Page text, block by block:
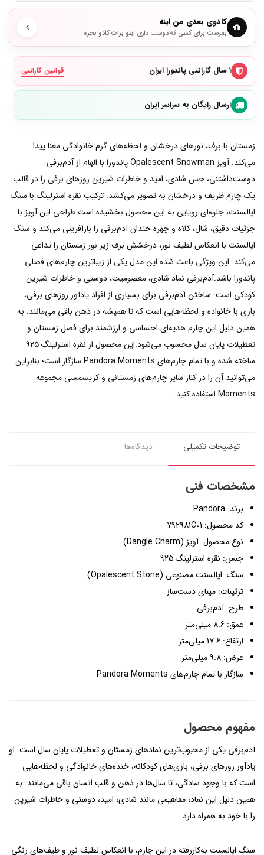
کادوی بعدی من اینه
بفرست برای کسی که دوست داری اینو برات کادو بخره
۱ سال گارانتی پاندورا ایران قوانین گارانتی
ارسال رایگان به سراسر ایران
زمستان با برف، نورهای درخشان و لحظه‌های گرم خانوادگی معنا پیدا
می‌کند. آویز Opalescent Snowman پاندورا با الهام از آدم‌برفی
دوست‌داشتنی، حس شادی، امید و خاطرات شیرین روزهای برفی را در قالب
یک چارم ظریف و درخشان به تصویر می‌کشد. ترکیب نقره استرلینگ با سنگ
اپالسنت، جلوه‌ای رویایی به این محصول بخشیده است.طراحی این آویز با
جزئیات دقیق، شال، کلاه و چهره خندان آدم‌برفی را بازآفرینی می‌کند و سنگ
اپالسنت با انعکاس لطیف نور، درخشش برف زیر نور زمستان را تداعی
می‌کند. این ویژگی باعث شده این مدل یکی از زیباترین چارم‌های فصلی
پاندورا باشد.آدم‌برفی نماد شادی، معصومیت، دوستی و خاطرات شیرین
کودکی است. ساختن آدم‌برفی برای بسیاری از افراد یادآور روزهای برفی،
بازی با خانواده و لحظه‌هایی است که تا همیشه در ذهن باقی می‌مانند. به
همین دلیل این چارم هدیه‌ای احساسی و ارزشمند برای فصل زمستان و
تعطیلات پایان سال محسوب می‌شود.این محصول از نقره استرلینگ ۹۲۵
ساخته شده و با تمام چارم‌های Pandora Moments سازگار است؛ بنابراین
می‌توانید آن را در کنار سایر چارم‌های زمستانی و کریسمسی مجموعه
Moments استفاده کنید.
توضیحات تکمیلی دیدگاه‌ها
مشخصات فنی
برند: Pandora
کد محصول: 792981C01
نوع محصول: آویز (Dangle Charm)
جنس: نقره استرلینگ 925
سنگ: اپالسنت مصنوعی (Opalescent Stone)
تزئینات: مینای دست‌ساز
طرح: آدم‌برفی
عمق: 8.6 میلی‌متر
ارتفاع: 17.6 میلی‌متر
عرض: 9.8 میلی‌متر
سازگار با تمام چارم‌های Pandora Moments
مفهوم محصول
آدم‌برفی یکی از محبوب‌ترین نمادهای زمستان و تعطیلات پایان سال است. او
یادآور روزهای برفی، بازی‌های کودکانه، خنده‌های خانوادگی و لحظه‌هایی
است که با وجود سادگی، تا سال‌ها در ذهن و قلب انسان باقی می‌مانند. به
همین دلیل این نماد، مفاهیمی مانند شادی، امید، دوستی و خاطرات شیرین
را با خود به همراه دارد.
سنگ اپالسنت به‌کاررفته در این چارم، با انعکاس لطیف نور و طیف‌های رنگی